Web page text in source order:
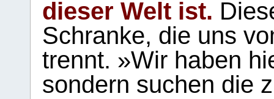
dieser Welt ist.
Schranke, die uns
trennt. »Wir haben
sondern suchen die